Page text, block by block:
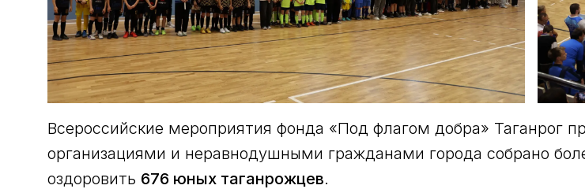
Всероссийские мероприятия фонда «Под флагом добра» Таганрог
организациями и неравнодушными гражданами города собрано
оздоровить 676 юных таганрожцев.